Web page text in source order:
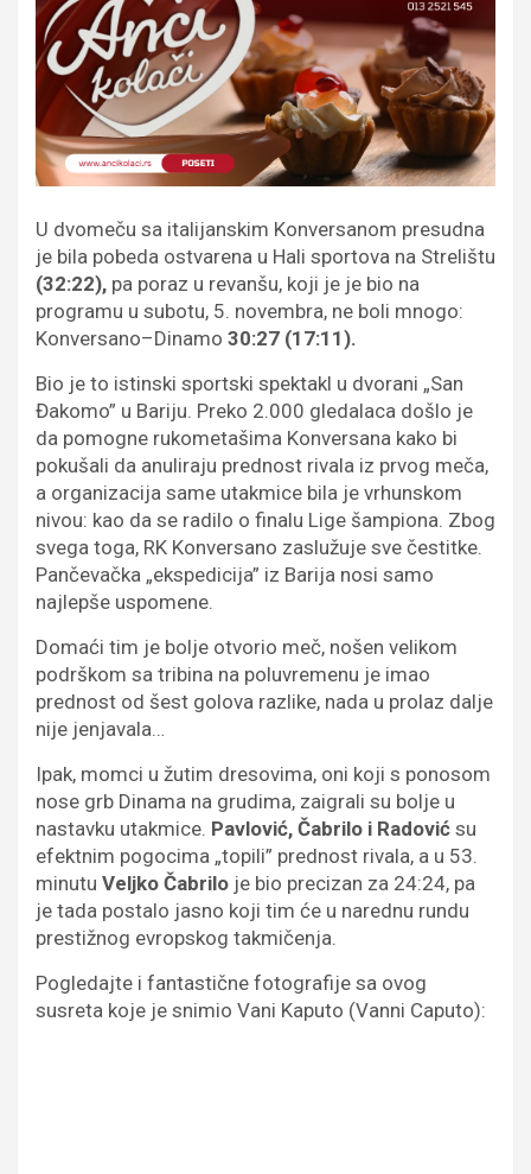
U dvomeču sa italijanskim Konversanom presudna
je bila pobeda ostvarena u Hali sportova na Strelištu
(32:22), pa poraz u revanšu, koji je je bio na
programu u subotu, 5. novembra, ne boli mnogo:
Konversano–Dinamo 30:27 (17:11).
Bio je to istinski sportski spektakl u dvorani „San
Đakomo” u Bariju. Preko 2.000 gledalaca došlo je
da pomogne rukometašima Konversana kako bi
pokušali da anuliraju prednost rivala iz prvog meča,
a organizacija same utakmice bila je vrhunskom
nivou: kao da se radilo o finalu Lige šampiona. Zbog
svega toga, RK Konversano zaslužuje sve čestitke.
Pančevačka „ekspedicija” iz Barija nosi samo
najlepše uspomene.
Domaći tim je bolje otvorio meč, nošen velikom
podrškom sa tribina na poluvremenu je imao
prednost od šest golova razlike, nada u prolaz dalje
nije jenjavala…
Ipak, momci u žutim dresovima, oni koji s ponosom
nose grb Dinama na grudima, zaigrali su bolje u
nastavku utakmice. Pavlović, Čabrilo i Radović su
efektnim pogocima „topili” prednost rivala, a u 53.
minutu Veljko Čabrilo je bio precizan za 24:24, pa
je tada postalo jasno koji tim će u narednu rundu
prestižnog evropskog takmičenja.
Pogledajte i fantastične fotografije sa ovog
susreta koje je snimio Vani Kaputo (Vanni Caputo):